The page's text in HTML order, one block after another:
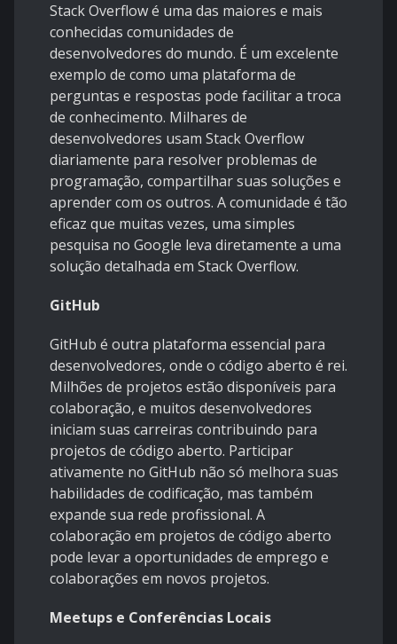
Stack Overflow é uma das maiores e mais
conhecidas comunidades de
desenvolvedores do mundo. É um excelente
exemplo de como uma plataforma de
perguntas e respostas pode facilitar a troca
de conhecimento. Milhares de
desenvolvedores usam Stack Overflow
diariamente para resolver problemas de
programação, compartilhar suas soluções e
aprender com os outros. A comunidade é tão
eficaz que muitas vezes, uma simples
pesquisa no Google leva diretamente a uma
solução detalhada em Stack Overflow.
GitHub
GitHub é outra plataforma essencial para
desenvolvedores, onde o código aberto é rei.
Milhões de projetos estão disponíveis para
colaboração, e muitos desenvolvedores
iniciam suas carreiras contribuindo para
projetos de código aberto. Participar
ativamente no GitHub não só melhora suas
habilidades de codificação, mas também
expande sua rede profissional. A
colaboração em projetos de código aberto
pode levar a oportunidades de emprego e
colaborações em novos projetos.
Meetups e Conferências Locais